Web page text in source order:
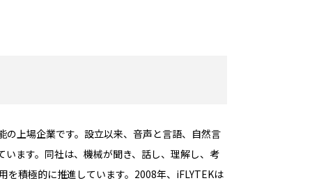
上場企業です。設立以来、音声と言語、自然言
ます。同社は、機械が聞き、話し、理解し、考
を積極的に推進しています。2008年、iFLYTEKは